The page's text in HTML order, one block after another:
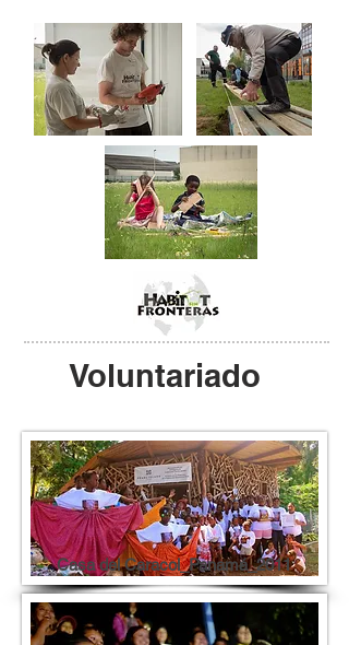
Voluntariado
Casa del Caracol_Panamá_2011